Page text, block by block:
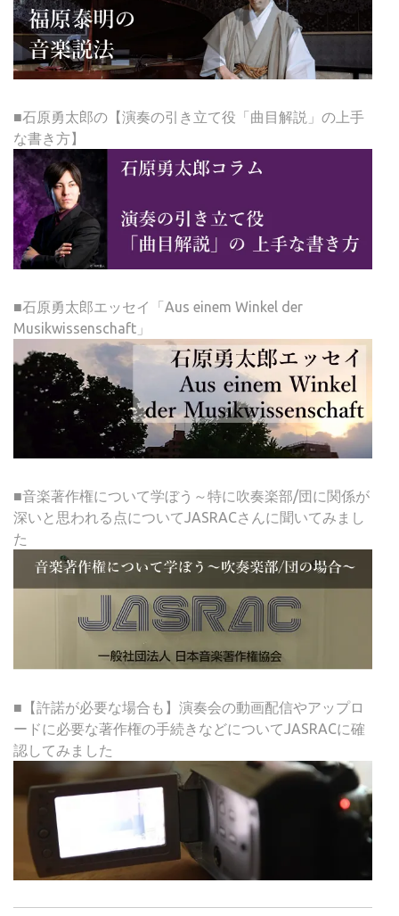
■石原勇太郎の【演奏の引き立て役「曲目解説」の上手
な書き方】
■石原勇太郎エッセイ「Aus einem Winkel der
Musikwissenschaft」
■音楽著作権について学ぼう～特に吹奏楽部/団に関係が
深いと思われる点についてJASRACさんに聞いてみまし
た
■【許諾が必要な場合も】演奏会の動画配信やアップロ
ードに必要な著作権の手続きなどについてJASRACに確
認してみました